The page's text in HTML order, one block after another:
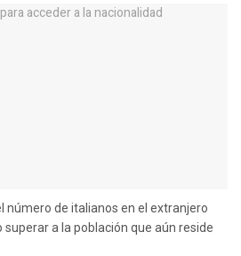
número de italianos en el extranjero
superar a la población que aún reside